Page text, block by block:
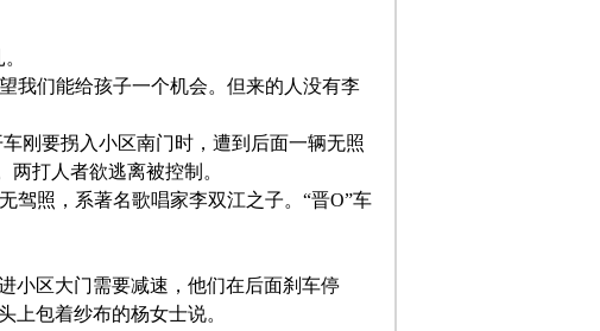
我们能给孩子一个机会。但来的人没有李
刚要拐入小区南门时，遭到后面一辆无照
打人者欲逃离被控制。
驾照，系著名歌唱家李双江之子。“晋O”车
小区大门需要减速，他们在后面刹车停
上包着纱布的杨女士说。